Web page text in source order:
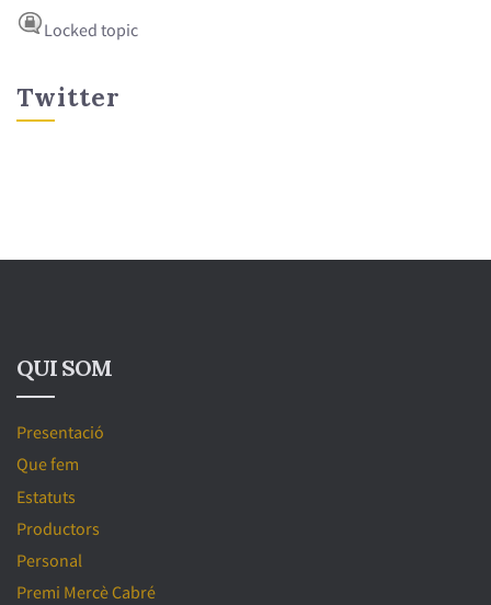
Locked topic
Twitter
QUI SOM
Presentació
Que fem
Estatuts
Productors
Personal
Premi Mercè Cabré